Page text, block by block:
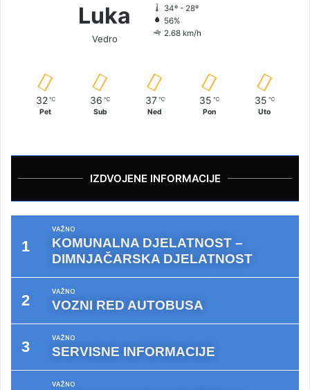
Luka
Vedro
34º - 28º
56%
2.68 km/h
32 ℃
Pet
36 ℃
Sub
37 ℃
Ned
35 ℃
Pon
35 ℃
Uto
IZDVOJENE INFORMACIJE
VAŽNO
KOMUNALNA DJELATNOST –
DIMNJAČARSKA DJELATNOST
VAŽNO
VOZNI RED AUTOBUSA
VAŽNO
SERVISNE INFORMACIJE
VAŽNO